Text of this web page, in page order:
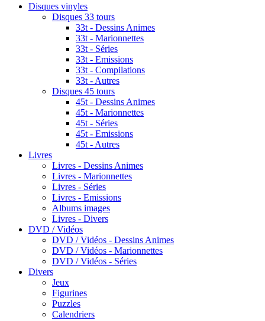
Disques vinyles
Disques 33 tours
33t - Dessins Animes
33t - Marionnettes
33t - Séries
33t - Emissions
33t - Compilations
33t - Autres
Disques 45 tours
45t - Dessins Animes
45t - Marionnettes
45t - Séries
45t - Emissions
45t - Autres
Livres
Livres - Dessins Animes
Livres - Marionnettes
Livres - Séries
Livres - Emissions
Albums images
Livres - Divers
DVD / Vidéos
DVD / Vidéos - Dessins Animes
DVD / Vidéos - Marionnettes
DVD / Vidéos - Séries
Divers
Jeux
Figurines
Puzzles
Calendriers